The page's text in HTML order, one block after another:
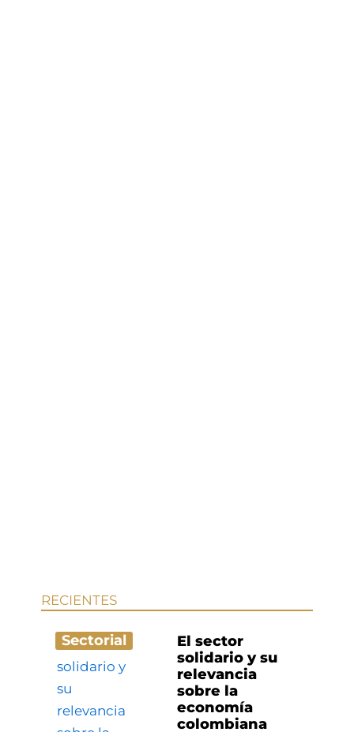
RECIENTES
Sectorial
El sector
solidario y su
relevancia
sobre la
economía
colombiana